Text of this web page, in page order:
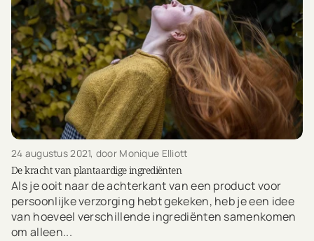
24 augustus 2021, door Monique Elliott
De kracht van plantaardige ingrediënten
Als je ooit naar de achterkant van een product voor
persoonlijke verzorging hebt gekeken, heb je een idee
van hoeveel verschillende ingrediënten samenkomen
om alleen...